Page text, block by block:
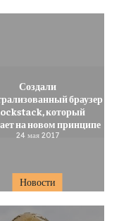
Новости
Создали
браузер
который
на новом принципе
24 мая 2017